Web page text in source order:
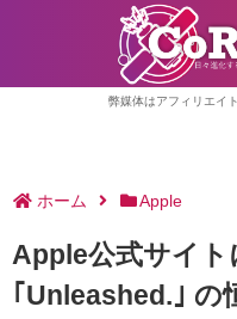
弊媒体はアフィリエイ
ホーム Apple
Apple公式サイト
｢Unleashed.｣ の